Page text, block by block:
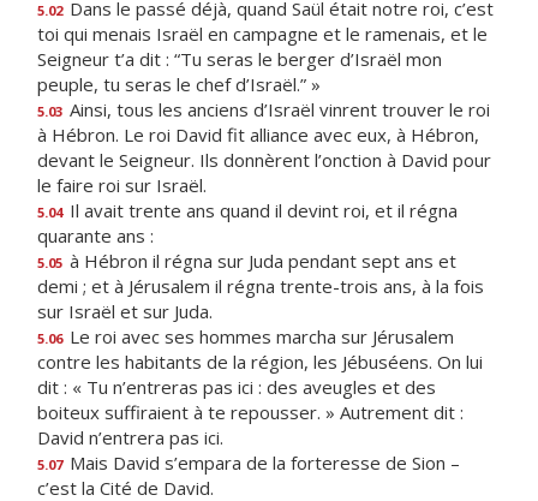
5.02 Dans le passé déjà, quand Saül était notre roi, c’est
toi qui menais Israël en campagne et le ramenais, et le
Seigneur t’a dit : “Tu seras le berger d’Israël mon
peuple, tu seras le chef d’Israël.” »
5.03 Ainsi, tous les anciens d’Israël vinrent trouver le roi
à Hébron. Le roi David fit alliance avec eux, à Hébron,
devant le Seigneur. Ils donnèrent l’onction à David pour
le faire roi sur Israël.
5.04 Il avait trente ans quand il devint roi, et il régna
quarante ans :
5.05 à Hébron il régna sur Juda pendant sept ans et
demi ; et à Jérusalem il régna trente-trois ans, à la fois
sur Israël et sur Juda.
5.06 Le roi avec ses hommes marcha sur Jérusalem
contre les habitants de la région, les Jébuséens. On lui
dit : « Tu n’entreras pas ici : des aveugles et des
boiteux suffiraient à te repousser. » Autrement dit :
David n’entrera pas ici.
5.07 Mais David s’empara de la forteresse de Sion –
c’est la Cité de David.